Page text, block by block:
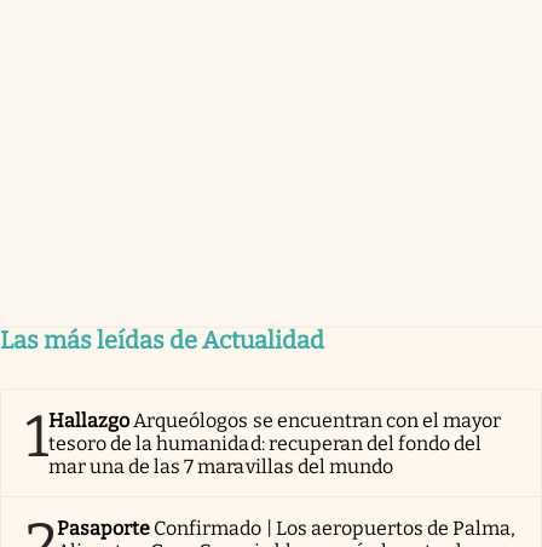
Las más leídas de Actualidad
1Hallazgo Arqueólogos se encuentran con el mayor
tesoro de la humanidad: recuperan del fondo del
mar una de las 7 maravillas del mundo
Pasaporte Confirmado | Los aeropuertos de Palma,